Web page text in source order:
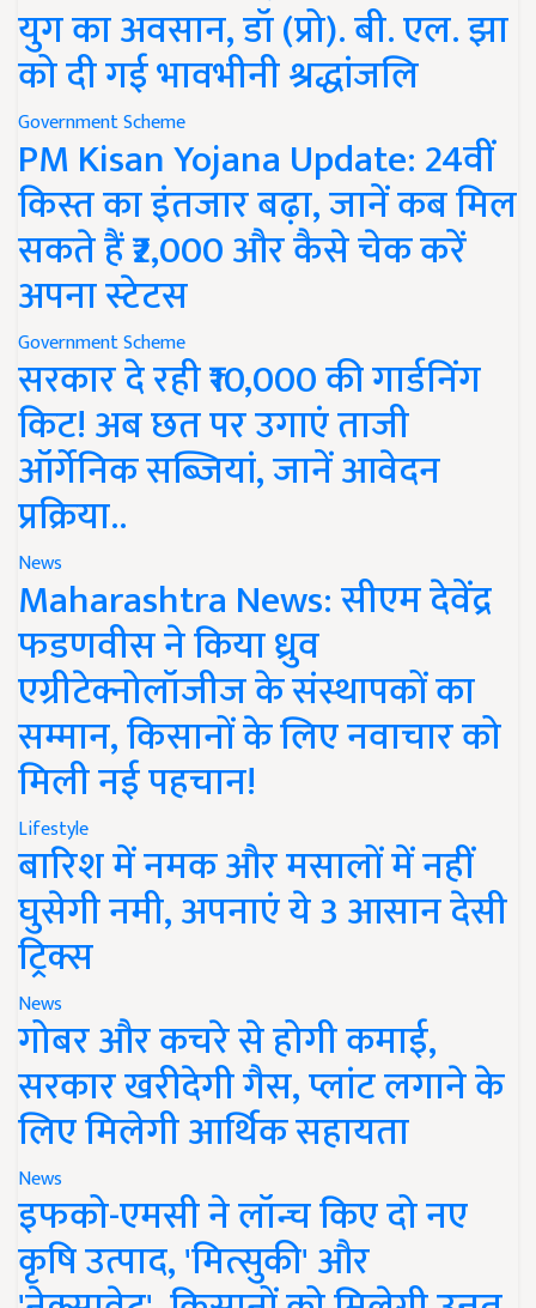
युग का अवसान, डॉ (प्रो). बी. एल. झा
को दी गई भावभीनी श्रद्धांजलि
Government Scheme
PM Kisan Yojana Update: 24वीं
किस्त का इंतजार बढ़ा, जानें कब मिल
सकते हैं ₹2,000 और कैसे चेक करें
अपना स्टेटस
Government Scheme
सरकार दे रही ₹10,000 की गार्डनिंग
किट! अब छत पर उगाएं ताजी
ऑर्गेनिक सब्जियां, जानें आवेदन
प्रक्रिया..
News
Maharashtra News: सीएम देवेंद्र
फडणवीस ने किया ध्रुव
एग्रीटेक्नोलॉजीज के संस्थापकों का
सम्मान, किसानों के लिए नवाचार को
मिली नई पहचान!
Lifestyle
बारिश में नमक और मसालों में नहीं
घुसेगी नमी, अपनाएं ये 3 आसान देसी
ट्रिक्स
News
गोबर और कचरे से होगी कमाई,
सरकार खरीदेगी गैस, प्लांट लगाने के
लिए मिलेगी आर्थिक सहायता
News
इफको-एमसी ने लॉन्च किए दो नए
कृषि उत्पाद, 'मित्सुकी' और